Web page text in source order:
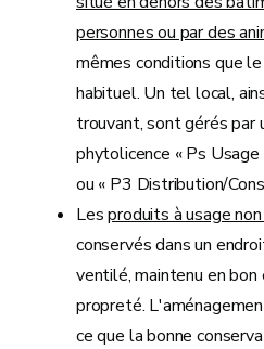
personnes ou par des
mêmes conditions que
habituel. Un tel local,
trouvant, sont gérés par
phytolicence « Ps
ou « P3 Distribution/
Lesproduits à usage
conservés dans un
ventilé, maintenu en
propreté.
ce que la bonne